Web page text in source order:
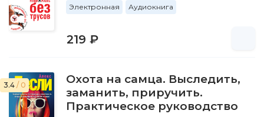
Электронная Аудиокнига
219 ₽
3.4 / 0
Охота на самца. Выследить,
заманить, приручить.
Практическое руководство